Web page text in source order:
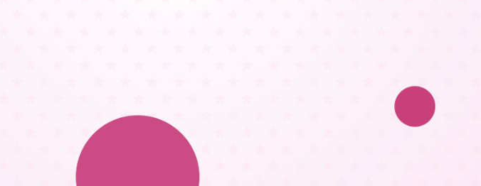
9008675014Y41011